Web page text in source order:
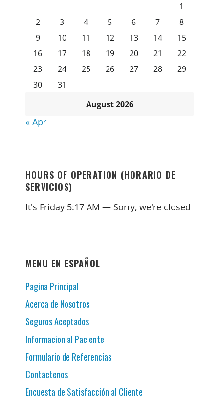
August 2026
1
2
3 4 5 6 7
8
9
10 11 12 13 14
15
16
17 18 19 20 21
22
23
24 25 26 27 28
29
30
31
« Apr
HOURS OF OPERATION (HORARIO DE
SERVICIOS)
It's Friday 5:17 AM — Sorry, we're closed
MENU EN ESPAÑOL
Pagina Principal
Acerca de Nosotros
Seguros Aceptados
Informacion al Paciente
Formulario de Referencias
Contáctenos
Encuesta de Satisfacción al Cliente